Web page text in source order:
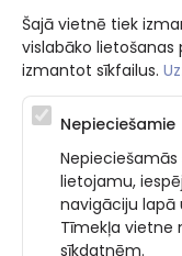
Šajā vietnē tiek
vislabāko lietošanas
izmantot sīkfailus.
Nepieciešamie
lietojamu,
navigāciju lapā
Tīmekļa vietne
sīkdatnēm.
Atbalsta programma
Projekta ietvaros plānota
ļauj pakalpojumu
Projekta rezultātā ir
portāla izveide. Projekta
bezkontakta